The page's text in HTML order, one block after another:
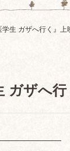
生 ガザへ行く』上
ガザへ